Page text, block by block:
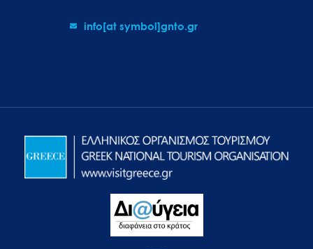
info[at symbol]gnto.gr